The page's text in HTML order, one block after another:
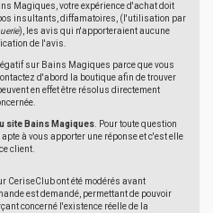
Magiques, votre expérience d'achat doit
insultants, diffamatoires, (l'utilisation par
), les avis qui n'apporteraient aucune
de l'avis.
sur Bains Magiques parce que vous
d'abord la boutique afin de trouver
en effet être résolus directement
site Bains Magiques . Pour toute question
à vous apporter une réponse et c'est elle
client.
CeriseClub ont été modérés avant
est demandé, permettant de pouvoir
concerné l'existence réelle de la